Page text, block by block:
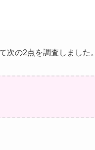
次の2点を調査しました。